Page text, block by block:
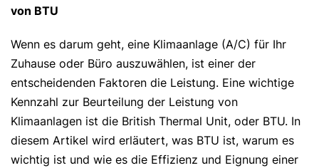
von BTU
Wenn es darum geht, eine Klimaanlage (A/C) für Ihr
Zuhause oder Büro auszuwählen, ist einer der
entscheidenden Faktoren die Leistung. Eine wichtige
Kennzahl zur Beurteilung der Leistung von
Klimaanlagen ist die British Thermal Unit, oder BTU. In
diesem Artikel wird erläutert, was BTU ist, warum es
wichtig ist und wie es die Effizienz und Eignung einer